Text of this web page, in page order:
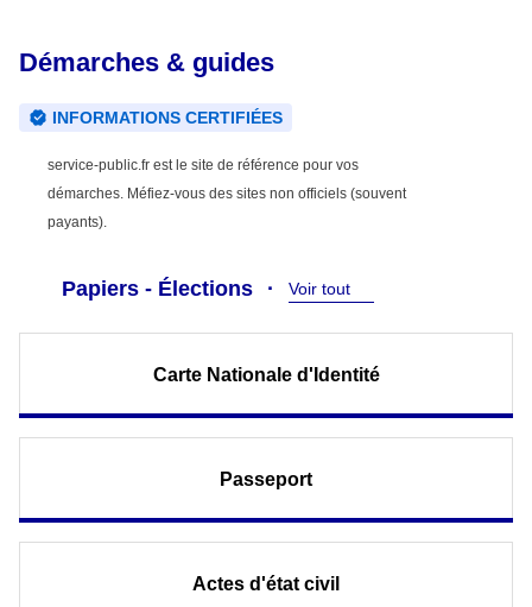
Démarches & guides
INFORMATIONS CERTIFIÉES
service-public.fr est le site de référence pour vos
démarches. Méfiez-vous des sites non officiels (souvent
payants).
Papiers - Élections Voir tout
Carte Nationale d'Identité
Passeport
Actes d'état civil